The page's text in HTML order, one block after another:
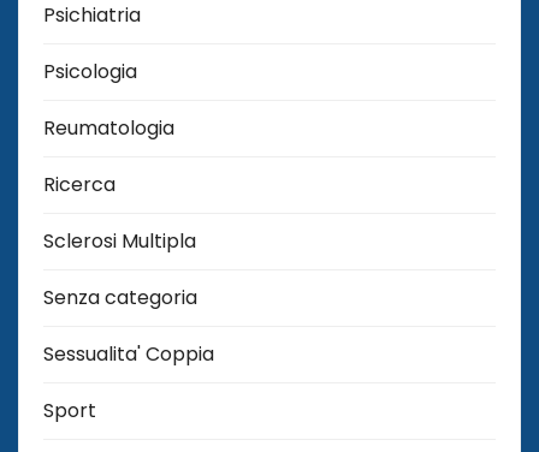
Psichiatria
Psicologia
Reumatologia
Ricerca
Sclerosi Multipla
Senza categoria
Sessualita' Coppia
Sport